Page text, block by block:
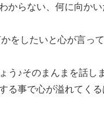
からない、何に向か
をしたいと心が言っ
う♪そのまんまを話し
る事で心が溢れてくる